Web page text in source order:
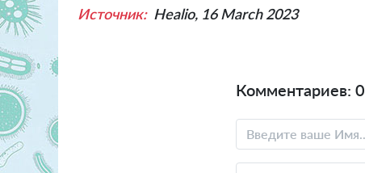
Источник: Healio, 16 March 2023
Комментариев: 0